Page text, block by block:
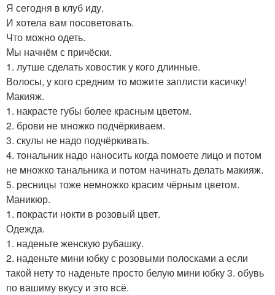
Я сегодня в клуб иду.
И хотела вам посоветовать.
Что можно одеть.
Мы начнём с причёски.
1. лутше сделать ховостик у кого длинные.
Волосы, у кого средним то можите заплисти касичку!
Макияж.
1. накрасте губы более красным цветом.
2. брови не множко подчёркиваем.
3. скулы не надо подчёркивать.
4. тональник надо наносить когда помоете лицо и потом
не множко танальника и потом начинать делать макияж.
5. ресницы тоже немножко красим чёрным цветом.
Маникюр.
1. покрасти нокти в розовый цвет.
Одежда.
1. наденьте женскую рубашку.
2. наденьте мини юбку с розовыми полосками а если
такой нету то наденьте просто белую мини юбку 3. обувь
по вашиму вкусу и это всё.